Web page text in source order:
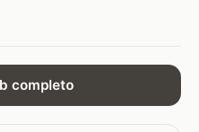
completo